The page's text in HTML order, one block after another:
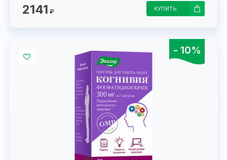
2141 ₽ КУПИТЬ
- 10%